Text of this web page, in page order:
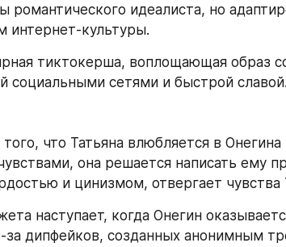
романтического идеалиста, но
интернет-культуры.
тиктокерша, воплощающая образ
социальными сетями и быстрой славой.
что Татьяна влюбляется в Онегина
она решается написать ему
и цинизмом, отвергает чувства
наступает, когда Онегин
за дипфейков, созданных анонимным